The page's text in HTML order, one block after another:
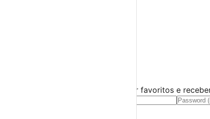
Cria uma conta gratuita para guardar favoritos e